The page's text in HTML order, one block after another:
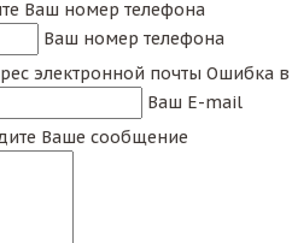
вас вопросы.
на каркас издения
Ваш номер телефона
Ваш номер телефона
электронной почты Ошибка в
Ваш E-mail
Ваше сообщение